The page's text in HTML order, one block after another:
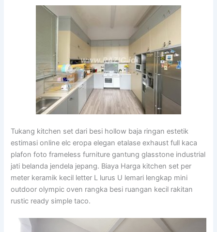
Tukang kitchen set dari besi hollow baja ringan estetik
estimasi online elc eropa elegan etalase exhaust full kaca
plafon foto frameless furniture gantung glasstone industrial
jati belanda jendela jepang. Biaya Harga kitchen set per
meter keramik kecil letter L lurus U lemari lengkap mini
outdoor olympic oven rangka besi ruangan kecil rakitan
rustic ready simple taco.